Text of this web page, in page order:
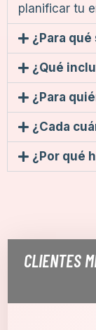
planificar tu
¿Para
¿Qué
¿Para
¿Cada
¿Por qué
CLIENTES